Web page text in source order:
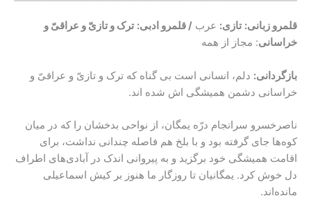
قلمرو زبانی: تازی: عرب / قلمرو ادبی: ترک و تازیّ و عراقیّ و
خراسانی: مجاز از همه
بازگردانی: دلم، انسانی است بی گناه که ترک و تازیّ و عراقیّ و
خراسانی دشمن همیشگی اش شده اند.
ناصرخسرو سرانجام درّه‌ یمگان، از نواحی بدخشان را که در میان
کوه‌ها جای گرفته بود و با بلخ هم فاصله چندانی نداشت، برای
اقامت همیشگی خود برگزید و به پیروانی اندک در آبادی‌های اطراف
دل خوش کرد. یمگانیان تا روزگار ما هنوز بر کیش اسماعیلی
مانده‌اند.